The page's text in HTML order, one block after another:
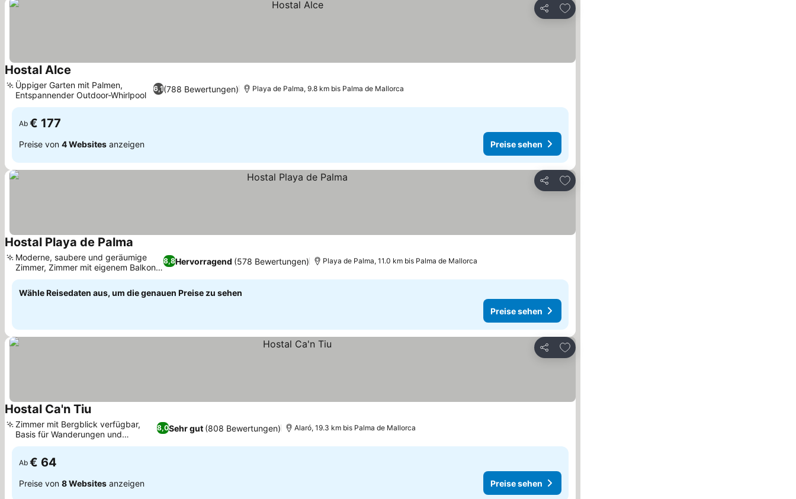
Teilen
Zu Favoriten hinzufügen
Hostal Alce
6,1(788 Bewertungen)
Üppiger Garten mit Palmen,
Entspannender Outdoor-Whirlpool
Playa de Palma, 9.8 km bis Palma de Mallorca
Ab € 177
Preise von 4 Websites anzeigen Preise sehen
Teilen
Zu Favoriten hinzufügen
Hostal Playa de Palma
8,8Hervorragend (578 Bewertungen)
Moderne, saubere und geräumige
Zimmer, Zimmer mit eigenem Balkon
oder Terrasse
Playa de Palma, 11.0 km bis Palma de Mallorca
Wähle Reisedaten aus, um die genauen Preise zu sehen
Preise sehen
Teilen
Zu Favoriten hinzufügen
Hostal Ca'n Tiu
8,0Sehr gut (808 Bewertungen)
Zimmer mit Bergblick verfügbar,
Basis für Wanderungen und
Reitausflüge
Alaró, 19.3 km bis Palma de Mallorca
Ab € 64
Preise von 8 Websites anzeigen Preise sehen